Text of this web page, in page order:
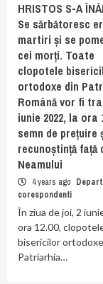
HRISTOS S-A
Se sărbătoresc
martiri și se
cei morți. Toate
clopotele
ortodoxe din
Română vor fi
iunie 2022, la ora
semn de prețuire
recunoștință față
Neamului
4 years ago
corespondenti
În ziua de joi, 2
ora 12.00,
bisericilor
Patriarhia…